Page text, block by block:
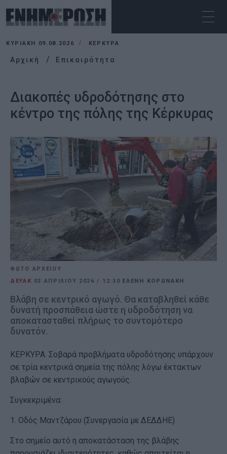
ΚΥΡΙΑΚΉ 09.08.2026 ΚΕΡΚΥΡΑ
Αρχική Επικαιρότητα
Διακοπές υδροδότησης στο
κέντρο της πόλης της Κέρκυρας
ΦΩΤΟ ΑΡΧΕΙΟΥ
ΔΕΥΑΚ 03 ΑΠΡΙΛΊΟΥ 2026/ 12:30 ΕΛΕΝΗ ΚΟΡΩΝΑΚΗ
Βλάβη σε κεντρικό αγωγό. Θα καταβληθεί κάθε
δυνατή προσπάθεια ώστε η υδροδότηση να
αποκατασταθεί πλήρως το συντομότερο
δυνατόν.
ΚΕΡΚΥΡΑ. Σοβαρά προβλήματα υδροδότησης υπάρχουν
σε τρία κεντρικά σημεία της πόλης λόγω έκτακτων
βλαβών σε κεντρικούς αγωγούς.
Συγκεκριμένα:
1. Οδός Μαντζάρου (Συνεργασία με ΔΕΔΔΗΕ)
Στο σημείο αυτό η αποκατάσταση της βλάβης